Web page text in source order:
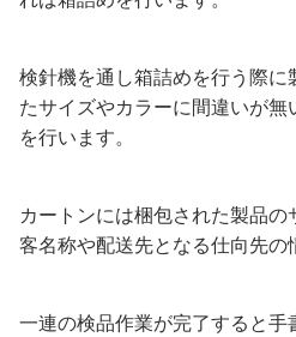
検針機を通し箱詰めを行う際
たサイズやカラーに間違いが
を行います。
カートンには梱包された製品
客名称や配送先となる仕向先の
一連の検品作業が完了すると